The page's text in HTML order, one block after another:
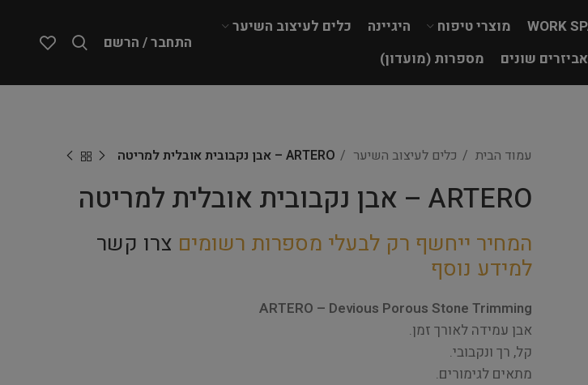
מוצרי טיפוח היגיינה
כלים לעיצוב השיער
אביזרים שונים מספרות (מועדון)
התחבר / הרשם
עמוד הבית כלים לעיצוב השיער ARTERO – אבן נקבובית אובלית למריטה
ARTERO – אבן נקבובית אובלית למריטה
המחיר ייחשף רק לבעלי מספרות רשומים צרו קשר
למידע נוסף
ARTERO – Devious Porous Stone Trimming
אבן עמידה לאורך זמן.
קל, רך ונקבובי.
מתאים לגימורים.